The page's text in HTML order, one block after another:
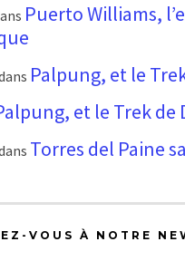
Puerto Williams,
Palpung, et le
et le Trek de
Torres del Paine
VOUS À NOTRE